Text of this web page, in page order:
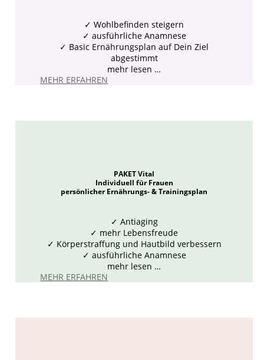
✓Wohlbefinden steigern
✓ ausführliche Anamnese
✓ Basic Ernährungsplan auf Dein Ziel
abgestimmt
mehr lesen …
MEHR ERFAHREN
PAKET Vital
Individuell für Frauen
persönlicher Ernährungs- & Trainingsplan
✓ Antiaging
✓ mehr Lebensfreude
✓ Körperstraffung und Hautbild verbessern
✓ ausführliche Anamnese
mehr lesen …
MEHR ERFAHREN